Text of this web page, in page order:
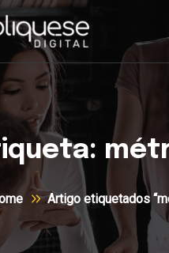
Artigo etiquetados